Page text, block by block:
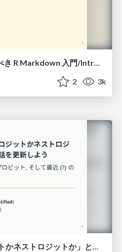
R ユーザー以外も知るべき R Markdown 入門/Introduction-to-R-markdown-for-Everyone
2 3k
そろそろ「多項ロジットかネストロジットか」という話を更新しよう/Beyond-Multinomial-and-Nested-Logit